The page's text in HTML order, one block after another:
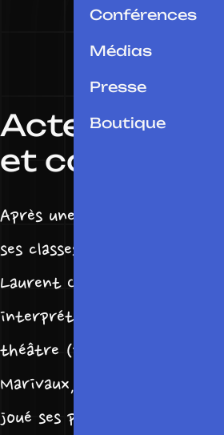
Acteur
et comédien
Après une brève carrière
ses classes d’art dramatique
Laurent Cochet (83-87).
interprété de nombreux rôles
théâtre (principalement de
Marivaux, Victor Hugo,
joué ses propres spectacles
Conférences
Médias
Presse
Boutique